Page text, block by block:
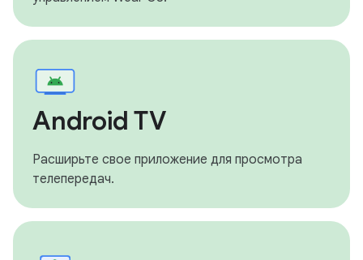
Android TV
Расширьте свое приложение для просмотра
телепередач.